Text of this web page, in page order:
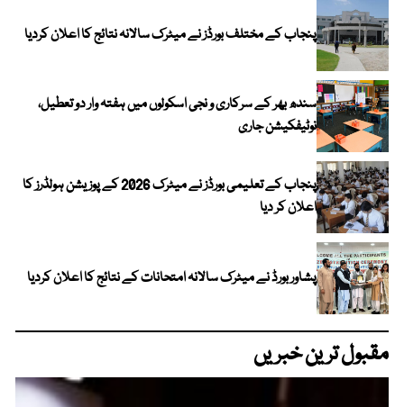
پنجاب کے مختلف بورڈز نے میٹرک سالانہ نتائج کا اعلان کردیا
سندھ بھر کے سرکاری و نجی اسکولوں میں ہفتہ وار دو تعطیل،
نوٹیفکیشن جاری
پنجاب کے تعلیمی بورڈز نے میٹرک 2026 کے پوزیشن ہولڈرز کا
اعلان کر دیا
پشاور بورڈ نے میٹرک سالانہ امتحانات کے نتائج کا اعلان کردیا
مقبول ترین خبریں